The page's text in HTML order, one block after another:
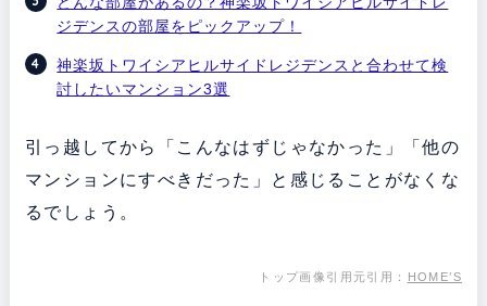
ジデンスの部屋をピックアップ！
神楽坂トワイシアヒルサイドレジデンスと合わせて検
討したいマンション3選
引っ越してから「こんなはずじゃなかった」「他の
マンションにすべきだった」と感じることがなくな
るでしょう。
トップ画像引用元引用： HOME’S